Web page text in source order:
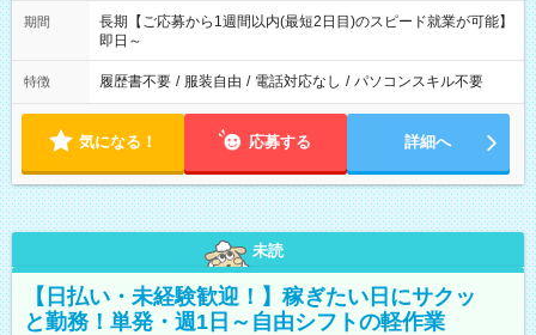
期間
長期【ご応募から1週間以内(最短2日目)のスピード就業が可能】
即日～
特徴 履歴書不要 / 服装自由 / 電話対応なし / パソコンスキル不要
気になる！ 応募する 詳細へ
未読
【日払い・未経験歓迎！】稼ぎたい日にサクッ
と勤務！単発・週1日～自由シフトの軽作業